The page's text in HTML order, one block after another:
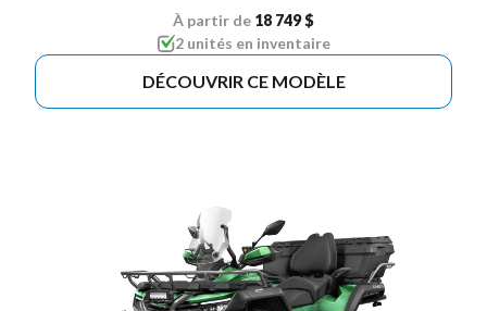
À partir de 18 749 $
2 unités en inventaire
DÉCOUVRIR CE MODÈLE